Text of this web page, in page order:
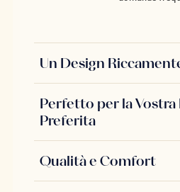
Un Design
Perfetto per la Vostra
Preferita
Qualità e Comfort